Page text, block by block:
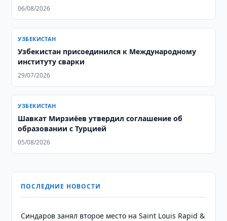
06/08/2026
УЗБЕКИСТАН
Узбекистан присоединился к Международному
институту сварки
29/07/2026
УЗБЕКИСТАН
Шавкат Мирзиёев утвердил соглашение об
образовании с Турцией
05/08/2026
ПОСЛЕДНИЕ НОВОСТИ
Синдаров занял второе место на Saint Louis Rapid &